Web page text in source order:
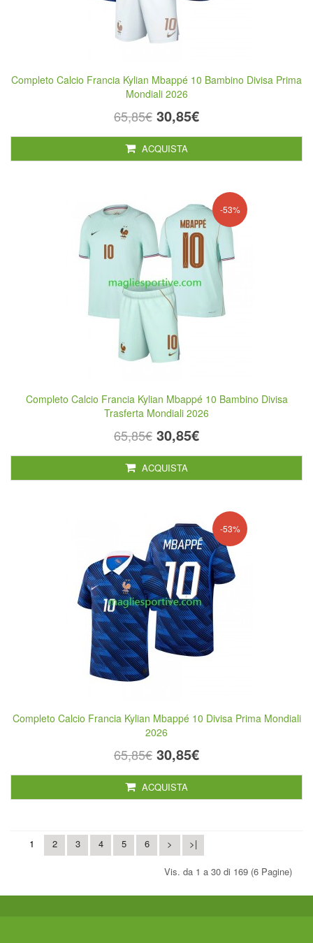
Completo Calcio Francia Kylian Mbappé 10 Bambino Divisa Prima
Mondiali 2026
65,85€ 30,85€
ACQUISTA
-53%
Completo Calcio Francia Kylian Mbappé 10 Bambino Divisa
Trasferta Mondiali 2026
65,85€ 30,85€
ACQUISTA
-53%
Completo Calcio Francia Kylian Mbappé 10 Divisa Prima Mondiali
2026
65,85€ 30,85€
ACQUISTA
1 2 3 4 5 6 > >|
Vis. da 1 a 30 di 169 (6 Pagine)